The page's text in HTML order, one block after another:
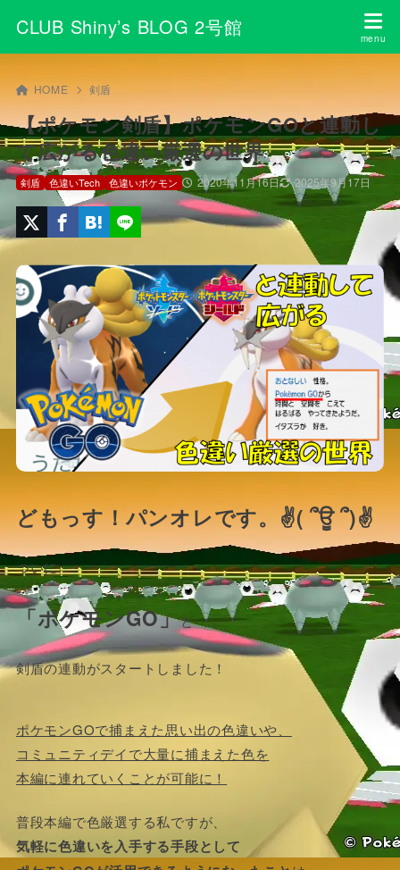
CLUB Shiny’s BLOG 2号館
HOME 剣盾
【ポケモン剣盾】ポケモンGOと連動し
て広がる色違い厳選の世界
2020年11月16日 2025年9月17日
剣盾 色違いTech 色違いポケモン
どもっす！パンオレです。✌( ՞ਊ ՞)✌
ついに
「ポケモンGO」と
剣盾の連動がスタートしました！
ポケモンGOで捕まえた思い出の色違いや、
コミュニティデイで大量に捕まえた色を
本編に連れていくことが可能に！
普段本編で色厳選する私ですが、
気軽に色違いを入手する手段として